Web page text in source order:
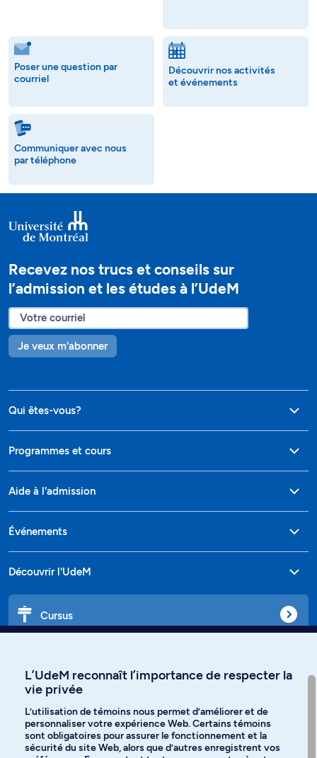
Poser une question par
courriel
Découvrir nos activités
et événements
Communiquer avec nous
par téléphone
Recevez nos trucs et conseils sur
l’admission et les études à l’UdeM
Je veux m'abonner
Qui êtes-vous?
Programmes et cours
Aide à l'admission
Événements
Découvrir l'UdeM
Cursus
Langues
L’UdeM reconnaît l’importance de respecter la
vie privée
L’utilisation de témoins nous permet d’améliorer et de
personnaliser votre expérience Web. Certains témoins
sont obligatoires pour assurer le fonctionnement et la
sécurité du site Web, alors que d’autres enregistrent vos